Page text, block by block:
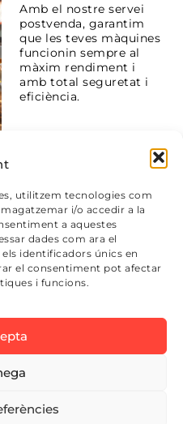
utilitzem tecnologies com
i/o accedir a la
a aquestes
dades com ara el
identificadors únics en
el consentiment pot afectar
i funcions.
Amb el nostre servei
postvenda, garantim
que les teves màquines
funcionin sempre al
màxim rendiment i
amb total seguretat i
eficiència.
info@e7automation.com
+34 977 85 58 05
Legal|
de